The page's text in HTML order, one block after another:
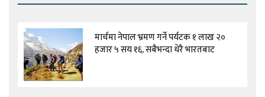
मार्चमा नेपाल भ्रमण गर्ने पर्यटक १ लाख २०
हजार ५ सय १६, सबैभन्दा धेरै भारतबाट